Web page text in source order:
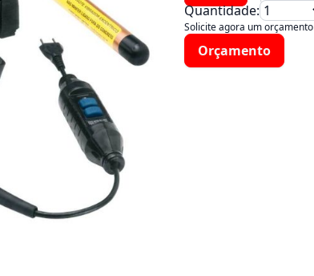
Quantidade:
Solicite agora um orçamento
Orçamento